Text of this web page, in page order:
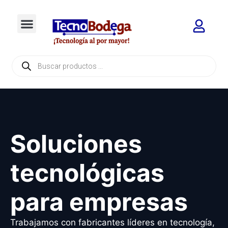
Soluciones
tecnológicas
para empresas
Trabajamos con fabricantes líderes en tecnología,